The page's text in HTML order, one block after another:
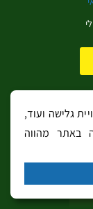
באגם
גלישה ועוד,
באתר מהווה